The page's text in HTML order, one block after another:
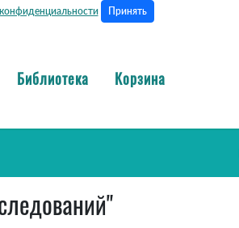
Принять
Библиотека Корзина